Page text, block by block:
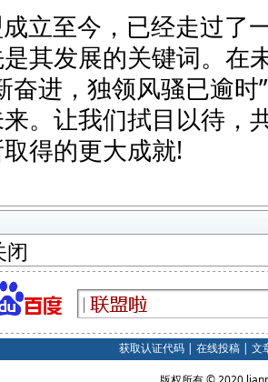
立至今，已经走过了
其发展的关键词。在
奋进，独领风骚已逾
。让我们拭目以待，
得的更大成就!
闭
获取认证代码| 在线投稿| 文